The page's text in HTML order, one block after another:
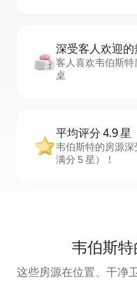
深受客人欢迎
客人喜欢韦伯斯
桌
平均评分 4.9 星
韦伯斯特的房源深
满分 5 星）！
韦伯斯
这些房源在位置、干净